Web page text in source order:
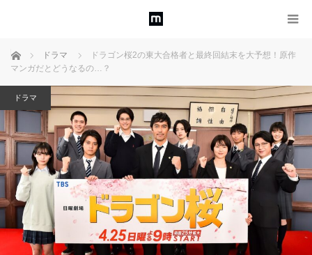
ホーム ドラマ
ドラゴン桜2の東大合格者と最終回結末を大予想！原作
マンガだとどうなるの…？
ドラマ